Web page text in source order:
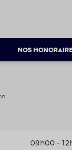
NOS
09h00 -